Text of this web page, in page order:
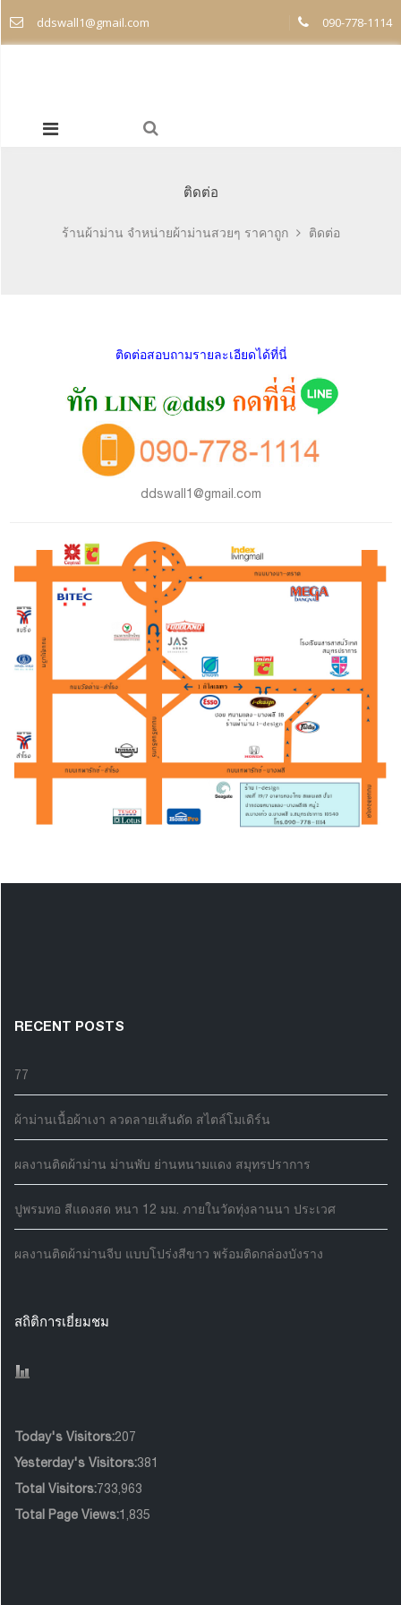
ddswall1@gmail.com 090-778-1114
ติดต่อ
ร้านผ้าม่าน จำหน่ายผ้าม่านสวยๆ ราคาถูก ติดต่อ
ติดต่อสอบถามรายละเอียดได้ที่นี่
ddswall1@gmail.com
RECENT POSTS
77
ผ้าม่านเนื้อผ้าเงา ลวดลายเส้นดัด สไตล์โมเดิร์น
ผลงานติดผ้าม่าน ม่านพับ ย่านหนามแดง สมุทรปราการ
ปูพรมทอ สีแดงสด หนา 12 มม. ภายในวัดทุ่งลานนา ประเวศ
ผลงานติดผ้าม่านจีบ แบบโปร่งสีขาว พร้อมติดกล่องบังราง
สถิติการเยี่ยมชม
Today's Visitors:207
Yesterday's Visitors:381
Total Visitors:733,963
Total Page Views:1,835